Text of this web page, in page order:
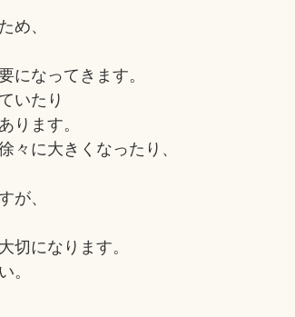
め、
になってきます。
いたり
ります。
々に大きくなったり、
が、
切になります。
。